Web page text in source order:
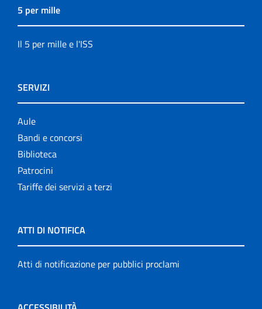
5 per mille
Il 5 per mille e l'ISS
SERVIZI
Aule
Bandi e concorsi
Biblioteca
Patrocini
Tariffe dei servizi a terzi
ATTI DI NOTIFICA
Atti di notificazione per pubblici proclami